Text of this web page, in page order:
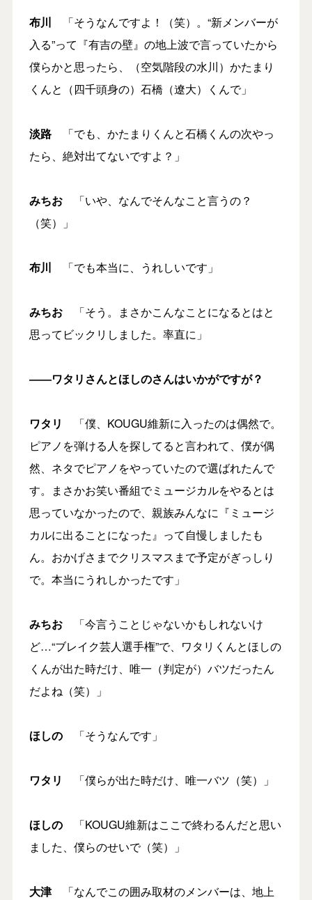
布川 「そうなんですよ！（笑）。“新メンバーが
入る”って『有吉の壁』の地上波で言っていたから
僕らかと思ったら、（空気階段の水川）かたまり
くんと（四千頭身の）石橋（遼大）くんで」
淡路「でも、かたまりくんと石橋くんの次やっ
たら、絶対出てないですよ？」
みちお「いや、なんでそんなこと言うの？
（笑）」
布川 「でも本当に、うれしいです」
みちお「そう。まさかこんなことになるとはと
思ってビックリしました。率直に」
――ワタリさんとほしのさんはいかがですが？
ワタリ
「僕、KOUGU維新に入ったのは偶然で。
ピアノを弾ける人を探してると言われて、僕が偶
然、ネタでピアノをやっていたので選ばれたんで
す。まさかお笑い番組でミュージカルをやるとは
思っていなかったので、親族みんなに『ミュージ
カルに出ることになった』って自慢しましたも
ん。おかげさまでクリスマスまで予定がぎっしり
で。本当にうれしかったです」
みちお「今言うことじゃないかもしれないけ
ど…“ブレイク芸人選手権”で、ワタリくんとほしの
くんが出た時だけ、唯一（判定が）バツだったん
だよね（笑）」
ほしの「そうなんです」
ワタリ 「僕らが出た時だけ、唯一バツ（笑）」
ほしの「KOUGU維新はここで終わるんだと思い
ました、僕らのせいで（笑）」
大津「なんでこの囲み取材のメンバーは、地上